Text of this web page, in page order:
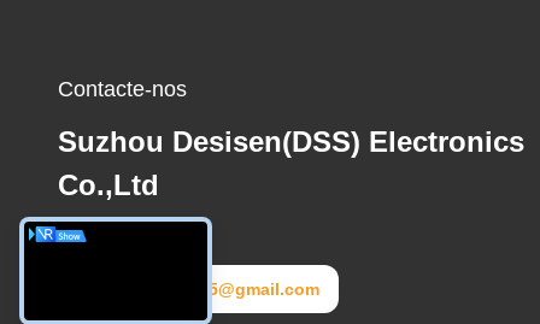
Contacte-nos
Suzhou Desisen(DSS) Electronics
Co.,Ltd
E-mail
dss20172025@gmail.com